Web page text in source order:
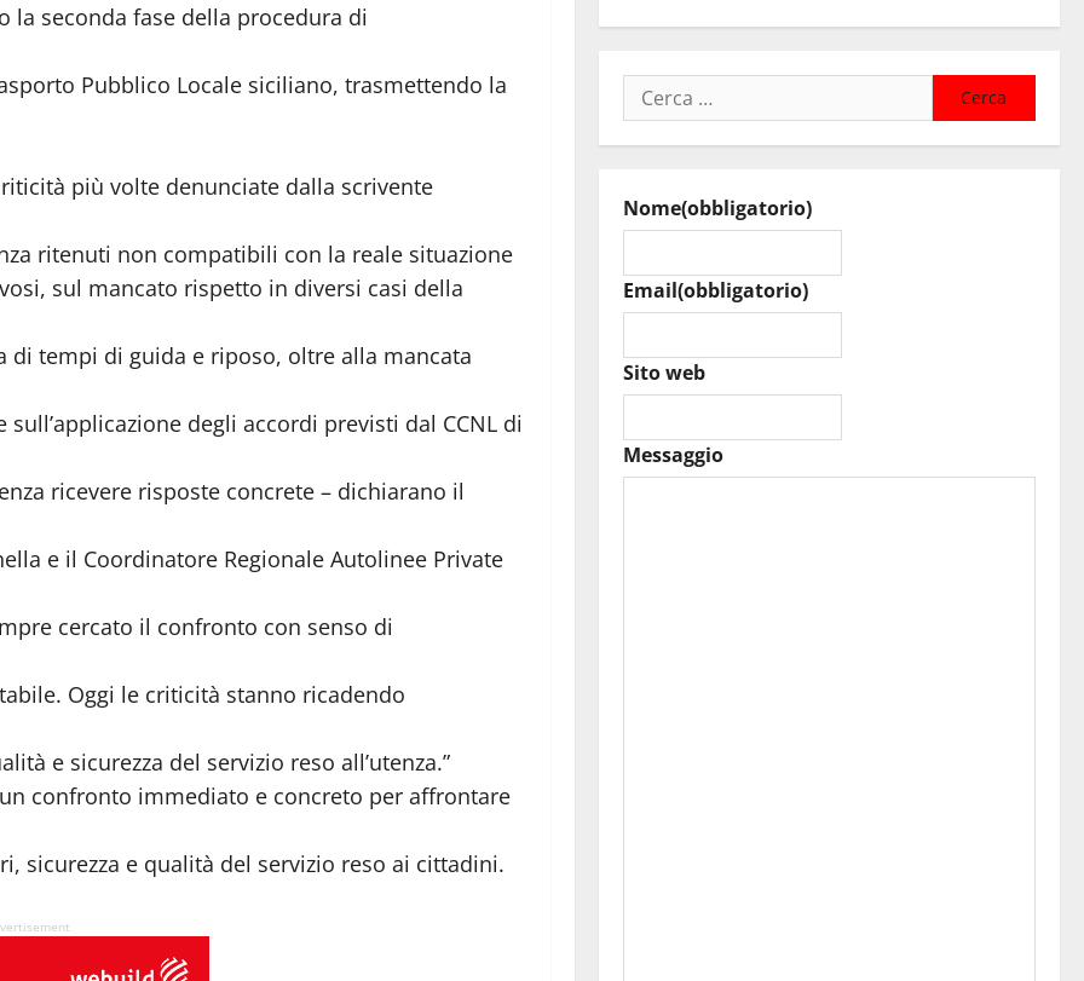
la seconda fase della procedura di
Pubblico Locale siciliano, trasmettendo la
più volte denunciate dalla scrivente
ritenuti non compatibili con la reale situazione
sul mancato rispetto in diversi casi della
di tempi di guida e riposo, oltre alla mancata
degli accordi previsti dal CCNL di
ricevere risposte concrete – dichiarano il
e il Coordinatore Regionale Autolinee Private
cercato il confronto con senso di
Oggi le criticità stanno ricadendo
e sicurezza del servizio reso all’utenza.”
un confronto immediato e concreto per affrontare
sicurezza e qualità del servizio reso ai cittadini.
Ricerca
per:
Nome(obbligatorio)
Email(obbligatorio)
Sito web
Messaggio